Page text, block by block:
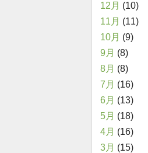
12月 (10)
11月 (11)
10月 (9)
9月 (8)
8月 (8)
7月 (16)
6月 (13)
5月 (18)
4月 (16)
3月 (15)